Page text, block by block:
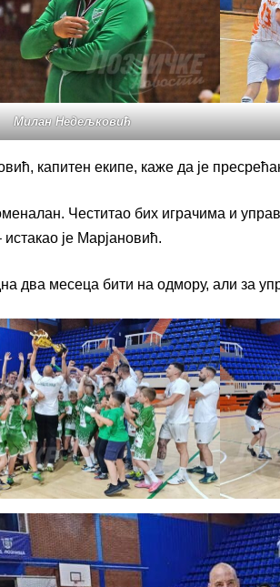
Милан Недељковић
капитен екипе, каже да је
Честитао бих играчима и
је Марјановић.
два месеца бити на одмору, али за